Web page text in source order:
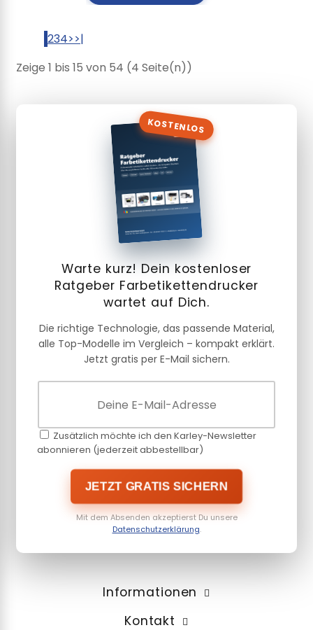
234>>|
Zeige 1 bis 15 von 54 (4 Seite(n))
KOSTENLOS
Warte kurz! Dein kostenloser
Ratgeber Farbetikettendrucker
wartet auf Dich.
Die richtige Technologie, das passende Material,
alle Top-Modelle im Vergleich – kompakt erklärt.
Jetzt gratis per E-Mail sichern.
Zusätzlich möchte ich den Karley-Newsletter
abonnieren (jederzeit abbestellbar)
JETZT GRATIS SICHERN
Mit dem Absenden akzeptierst Du unsere
Datenschutzerklärung.
Informationen
Kontakt